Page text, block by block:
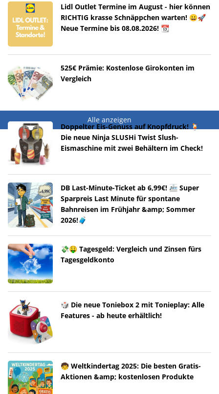
Lidl Outlet Termine im August - hier können
RICHTIG krasse Schnäppchen warten! 😀🚀
Neue Termine bis 08.08.2026! 📆
525€ Prämie: Kostenlose Girokonten im
Vergleich
Alle anzeigen
Doppelter Eis-Genuss auf Knopfdruck! 🍹
Die neue Ninja SLUSHi Twist Slush-
Eismaschine mit zwei Behältern im Check!
DB Last-Minute-Ticket ab 6,99€! 🚈 Super
Sparpreis Last Minute für spontane
Bahnreisen im Frühjahr &amp; Sommer
2026!🧳
💸🤑 Tagesgeld: Vergleich und Zinsen fürs
Tagesgeldkonto
🎲 Die neue Toniebox 2 mit Tonieplay: Alle
Features - ab heute erhältlich!
🧒 Weltkindertag 2025: Die besten Gratis-
Aktionen &amp; kostenlosen Produkte